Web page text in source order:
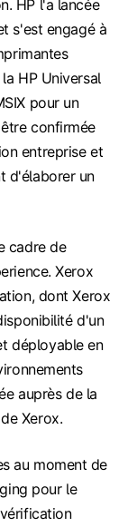
HP l'a lancée
s'est engagé à
HP Universal
pour un
confirmée
entreprise et
d'élaborer un
cadre de
Xerox
dont Xerox
d'un
déployable en
auprès de la
Xerox.
au moment de
pour le